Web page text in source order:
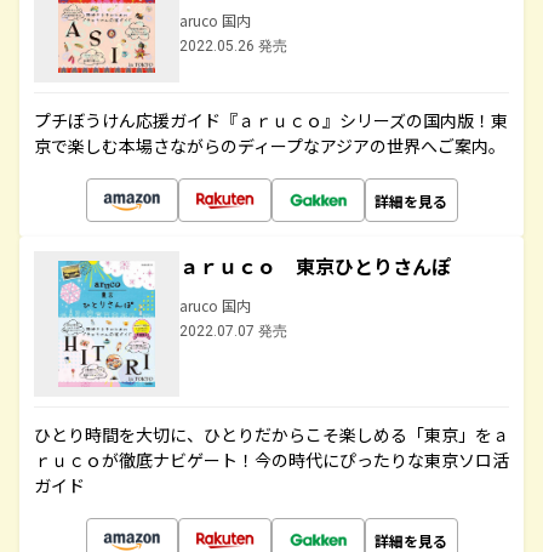
aruco 国内
2022.05.26 発売
プチぼうけん応援ガイド『ａｒｕｃｏ』シリーズの国内版！東
京で楽しむ本場さながらのディープなアジアの世界へご案内。
詳細を見る
ａｒｕｃｏ 東京ひとりさんぽ
aruco 国内
2022.07.07 発売
ひとり時間を大切に、ひとりだからこそ楽しめる「東京」をａ
ｒｕｃｏが徹底ナビゲート！今の時代にぴったりな東京ソロ活
ガイド
詳細を見る